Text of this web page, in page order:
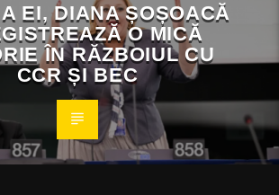
EI, DIANA ȘOȘOACĂ
O MICĂ
ÎN RĂZBOIUL CU
CCR ȘI BEC